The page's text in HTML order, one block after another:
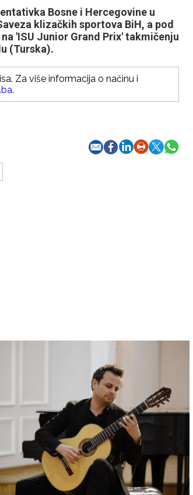
Bosne i Hercegovine u
klizačkih sportova BiH, a pod
'ISU Junior Grand Prix' takmičenju
(Turska).
Za više informacija o načinu i
.